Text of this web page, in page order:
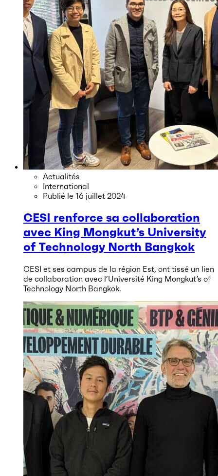
Actualités
International
Publié le 16 juillet 2024
CESI renforce sa collaboration
avec King Mongkut’s University
of Technology North Bangkok
CESI et ses campus de la région Est, ont tissé un lien
de collaboration avec l’Université King Mongkut’s of
Technology North Bangkok.